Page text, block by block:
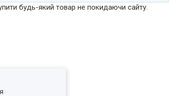
будь-який товар не покидаючи сайту.